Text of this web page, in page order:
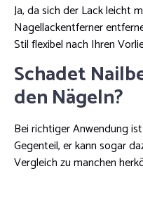
Ja, da sich der Lack leicht
Nagellackentferner
Stil flexibel nach Ihren
Schadet
den Nägeln?
Bei richtiger Anwendung
Gegenteil, er kann sogar
Vergleich zu manchen